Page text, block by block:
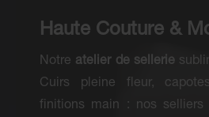
Haute Couture &
Notre atelier de sellerie
Cuirs pleine fleur,
finitions main : nos selliers